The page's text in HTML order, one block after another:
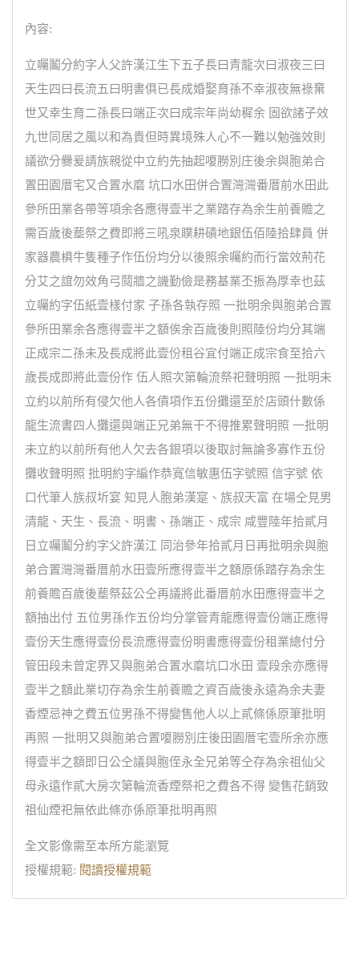
內容:
立囑鬮分約字人父許漢江生下五子長曰青龍次曰淑夜三曰
天生四曰長流五曰明書俱已長成婚娶育孫不幸淑夜無祿棄
世又幸生育二孫長曰端正次曰成宗年尚幼穉余 固欲諸子效
九世同居之風以和為貴但時異境殊人心不一難以勉強效則
議欲分爨爰請族親從中立約先抽起嗄朥別庄後余與胞弟合
置田園厝宅又合置水磨 坑口水田併合置灣灣番厝前水田此
參所田業各帶等項余各應得壹半之業踏存為余生前養贍之
需百歲後塟祭之費即將三吼泉贌耕磧地銀伍佰陸拾肆員 併
家器農椇牛隻種子作伍份均分以後照余囑約而行當效荊花
分艾之誼勿效角弓鬩牆之譏勤儉是務基業丕振為厚幸也茲
立囑約字伍紙壹樣付家 子孫各執存照 一批明余與胞弟合置
參所田業余各應得壹半之額俟余百歲後則照陸份均分其端
正成宗二孫未及長成將此壹份租谷宜付端正成宗食至拾六
歲長成即將此壹份作 伍人照次第輪流祭祀聲明照 一批明未
立約以前所有侵欠他人各債項作五份攤還至於店頭什數係
龍生流書四人攤還與端正兄弟無干不得推累聲明照 一批明
未立約以前所有他人欠去各銀項以後取討無論多寡作五份
攤收聲明照 批明約字編作恭寬信敏惠伍字號照 信字號 依
口代筆人族叔圻宴 知見人胞弟漢寔、族叔天富 在場仝見男
清龍、天生、長流、明書、孫端正、成宗 咸豐陸年拾貳月
日立囑鬮分約字父許漢江 同治參年拾貳月日再批明余與胞
弟合置灣灣番厝前水田壹所應得壹半之額原係踏存為余生
前養贍百歲後塟祭茲公仝再議將此番厝前水田應得壹半之
額抽出付 五位男孫作五份均分掌管青龍應得壹份端正應得
壹份天生應得壹份長流應得壹份明書應得壹份租業總付分
管田段未曾定界又與胞弟合置水磨坑口水田 壹段余亦應得
壹半之額此業切存為余生前養贍之資百歲後永遠為余夫妻
香煙忌神之費五位男孫不得變售他人以上貳條係原筆批明
再照 一批明又與胞弟合置嗄朥別庄後田園厝宅壹所余亦應
得壹半之額即日公仝議與胞侄永全兄弟等仝存為余祖仙父
母永遠作貳大房次第輪流香煙祭祀之費各不得 變售花銷致
祖仙煙祀無依此條亦係原筆批明再照
全文影像需至本所方能瀏覽
授權規範: 閱讀授權規範